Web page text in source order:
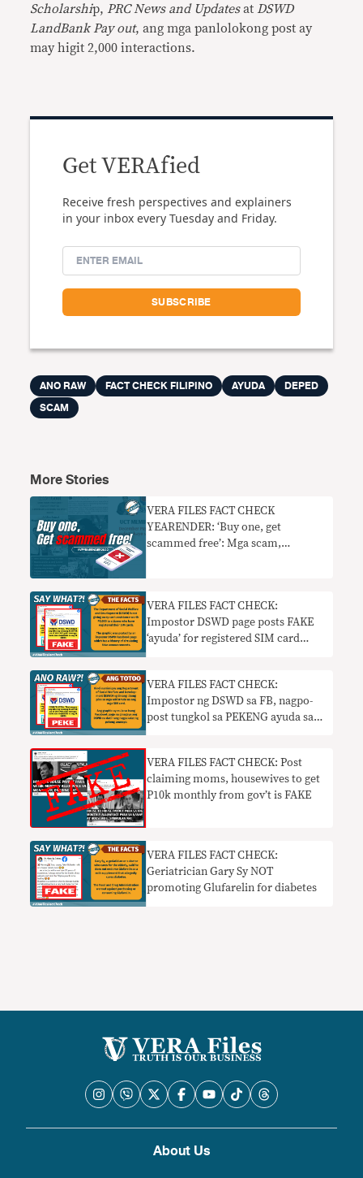
Scholarship, PRC News and Updatesat DSWD
LandBank Pay out, ang mga panlolokong post ay
may higit 2,000 interactions.
Get VERAfied
Receive fresh perspectives and explainers
in your inbox every Tuesday and Friday.
ANO RAW FACT CHECK FILIPINO AYUDA
DEPED
SCAM
More Stories
VERA FILES FACT CHECK
YEARENDER: ‘Buy one, get
scammed free’: Mga scam,
VERA FILES FACT CHECK:
Impostor DSWD page posts FAKE
‘ayuda’ for registered SIM card
VERA FILES FACT CHECK:
Impostor ng DSWD sa FB, nagpo-
post tungkol sa PEKENG ayuda sa
VERA FILES FACT CHECK: Post
claiming moms, housewives to get
P10k monthly from gov’t is FAKE
VERA FILES FACT CHECK:
Geriatrician Gary Sy NOT
promoting Glufarelin for diabetes
About Us